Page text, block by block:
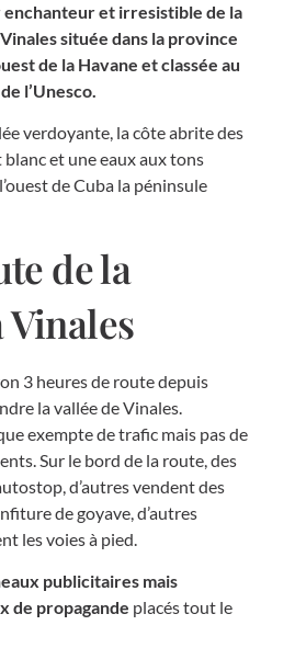
et irresistible de la
située dans la province
de la Havane et classée au
l’Unesco.
verdoyante, la côte abrite des
blanc et une eaux aux tons
de Cuba la péninsule
de la
Vinales
3 heures de route depuis
la vallée de Vinales.
exempte de trafic mais pas de
Sur le bord de la route, des
d’autres vendent des
de goyave, d’autres
les voies à pied.
publicitaires mais
de propagande placés tout le